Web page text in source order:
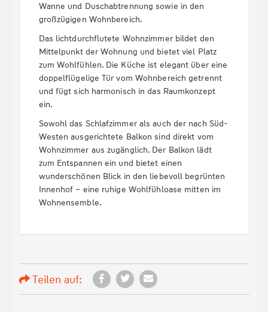
Wanne und Duschabtrennung sowie in den
großzügigen Wohnbereich.
Das lichtdurchflutete Wohnzimmer bildet den
Mittelpunkt der Wohnung und bietet viel Platz
zum Wohlfühlen. Die Küche ist elegant über eine
doppelflügelige Tür vom Wohnbereich getrennt
und fügt sich harmonisch in das Raumkonzept
ein.
Sowohl das Schlafzimmer als auch der nach Süd-
Westen ausgerichtete Balkon sind direkt vom
Wohnzimmer aus zugänglich. Der Balkon lädt
zum Entspannen ein und bietet einen
wunderschönen Blick in den liebevoll begrünten
Innenhof – eine ruhige Wohlfühloase mitten im
Wohnensemble.
Teilen auf: